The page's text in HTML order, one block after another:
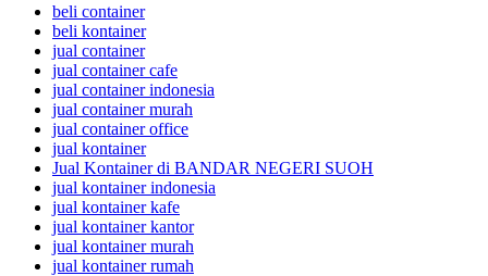
beli container
beli kontainer
jual container
jual container cafe
jual container indonesia
jual container murah
jual container office
jual kontainer
Jual Kontainer di BANDAR NEGERI SUOH
jual kontainer indonesia
jual kontainer kafe
jual kontainer kantor
jual kontainer murah
jual kontainer rumah